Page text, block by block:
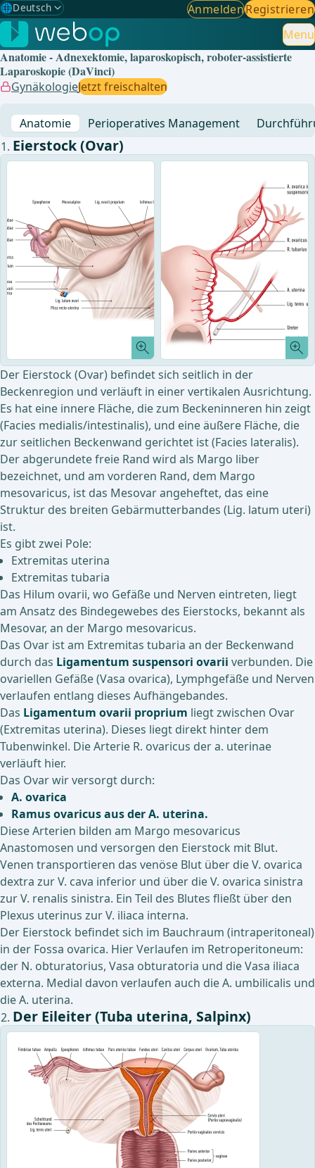
🌐Deutsch
Gewählte Sprache: Deutsch
🇩🇪 Deutsch ✓
🇬🇧English
🇪🇸Spanisch
🇧🇷Brasilianisch
AnmeldenRegistrieren
Menu
Anatomie - Adnexektomie, laparoskopisch, roboter-assistierte
Laparoskopie (DaVinci)
GynäkologieJetzt freischalten
Anatomie Perioperatives Management
Eierstock (Ovar)
Der Eierstock (Ovar) befindet sich seitlich in der
Beckenregion und verläuft in einer vertikalen Ausrichtung.
Es hat eine innere Fläche, die zum Beckeninneren hin zeigt
(Facies medialis/intestinalis), und eine äußere Fläche, die
zur seitlichen Beckenwand gerichtet ist (Facies lateralis).
Der abgerundete freie Rand wird als Margo liber
bezeichnet, und am vorderen Rand, dem Margo
mesovaricus, ist das Mesovar angeheftet, das eine
Struktur des breiten Gebärmutterbandes (Lig. latum uteri)
ist.
Es gibt zwei Pole:
Extremitas uterina
Extremitas tubaria
Das Hilum ovarii, wo Gefäße und Nerven eintreten, liegt
am Ansatz des Bindegewebes des Eierstocks, bekannt als
Mesovar, an der Margo mesovaricus.
Das Ovar ist am Extremitas tubaria an der Beckenwand
durch das Ligamentum suspensori ovarii verbunden. Die
ovariellen Gefäße (Vasa ovarica), Lymphgefäße und Nerven
verlaufen entlang dieses Aufhängebandes.
Das Ligamentum ovarii proprium liegt zwischen Ovar
(Extremitas uterina). Dieses liegt direkt hinter dem
Tubenwinkel. Die Arterie R. ovaricus der a. uterinae
verläuft hier.
Das Ovar wir versorgt durch:
A. ovarica
Ramus ovaricus aus der A. uterina.
Diese Arterien bilden am Margo mesovaricus
Anastomosen und versorgen den Eierstock mit Blut.
Venen transportieren das venöse Blut über die V. ovarica
dextra zur V. cava inferior und über die V. ovarica sinistra
zur V. renalis sinistra. Ein Teil des Blutes fließt über den
Plexus uterinus zur V. iliaca interna.
Der Eierstock befindet sich im Bauchraum (intraperitoneal)
in der Fossa ovarica. Hier Verlaufen im Retroperitoneum:
der N. obturatorius, Vasa obturatoria und die Vasa iliaca
externa. Medial davon verlaufen auch die A. umbilicalis und
die A. uterina.
Der Eileiter (Tuba uterina, Salpinx)